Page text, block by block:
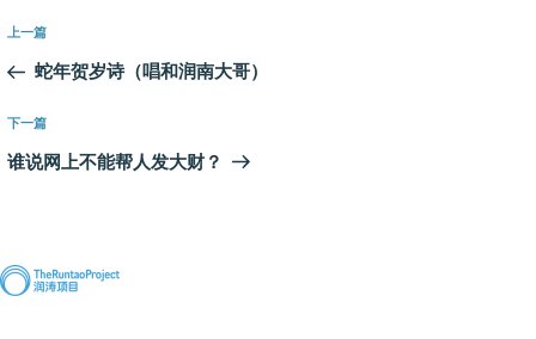
文
导
航
上
一
文
章
上一篇
蛇年贺岁诗（唱和润南大哥）
下
一
下一篇
谁说网上不能帮人发大财？